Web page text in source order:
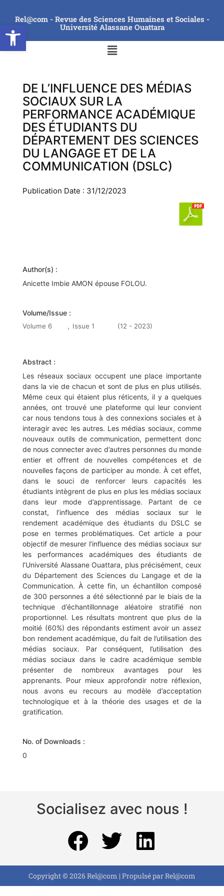
Ouvrir la barre d’outils
Rel@com - Revue des Sciences Humaines et Sociales -
Université Alassane Ouattara
DE L’INFLUENCE DES MÉDIAS
SOCIAUX SUR LA
PERFORMANCE ACADÉMIQUE
DES ÉTUDIANTS DU
DÉPARTEMENT DES SCIENCES
DU LANGAGE ET DE LA
COMMUNICATION (DSLC)
Publication Date : 31/12/2023
Author(s) :
Anicette Imbie AMON épouse FOLOU.
Volume/Issue :
Volume 6 , Issue 1 (12 - 2023)
Abstract :
Les réseaux sociaux occupent une place importante
dans la vie de chacun et sont de plus en plus utilisés.
Même ceux qui étaient plus réticents, il y a quelques
années, ont trouvé une plateforme qui leur convient
car nous tendons tous à des connexions sociales et à
interagir avec les autres. Les médias sociaux, comme
nouveaux outils de communication, permettent donc
de nous connecter avec d’autres personnes du monde
entier et offrent de nouvelles compétences et de
nouvelles façons de participer au monde. À cet effet,
dans le souci de renforcer leurs capacités les
étudiants intègrent de plus en plus les médias sociaux
dans leur mode d’apprentissage. Partant de ce
constat, l’influence des médias sociaux sur le
rendement académique des étudiants du DSLC se
pose en termes problématiques. Cet article a pour
objectif de mesurer l’influence des médias sociaux sur
les performances académiques des étudiants de
l’Université Alassane Ouattara, plus précisément, ceux
du Département des Sciences du Langage et de la
Communication. À cette fin, un échantillon composé
de 300 personnes a été sélectionné par le biais de la
technique d’échantillonnage aléatoire stratifié non
proportionnel. Les résultats montrent que plus de la
moitié (60%) des répondants estiment avoir un assez
bon rendement académique, du fait de l’utilisation des
médias sociaux. Par conséquent, l’utilisation des
médias sociaux dans le cadre académique semble
présenter de nombreux avantages pour les
apprenants. Pour mieux approfondir notre réflexion,
nous avons eu recours au modèle d’acceptation
technologique et à la théorie des usages et de la
gratification.
No. of Downloads :
0
Socialisez avec nous !
Copyright © 2026 Rel@com | Propulsé par Rel@com